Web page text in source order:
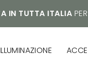
IN TUTTA ITALIA